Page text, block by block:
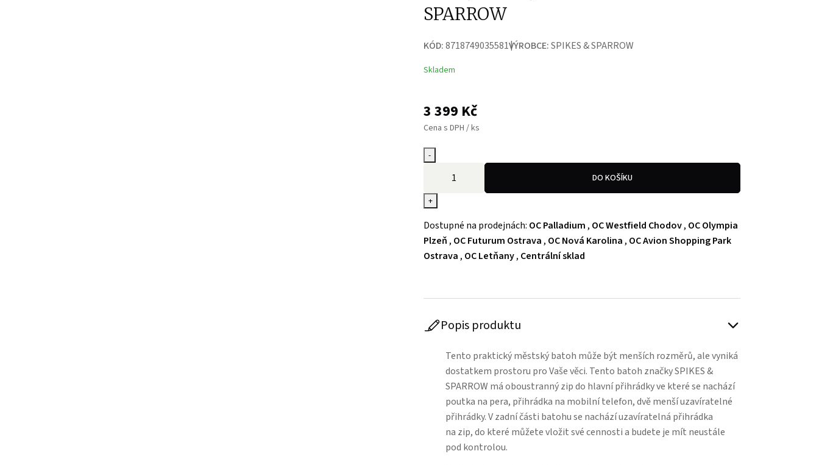
SPARROW
KÓD:8718749035581VÝROBCE:SPIKES & SPARROW
Skladem
3 399 Kč
Cena s DPH / ks
-
+
DO KOŠÍKU
Dostupné na prodejnách: OC Palladium , OC Westfield Chodov, OC Olympia
Plzeň , OC Futurum Ostrava , OC Nová Karolina , OC Avion Shopping Park
Ostrava , OC Letňany, Centrální sklad
Popis produktu
Tento praktický městský batoh může být menších rozměrů, ale vyniká
dostatkem prostoru pro Vaše věci. Tento batoh značky SPIKES &
SPARROW má oboustranný zip do hlavní přihrádky ve které se nachází
poutka na pera, přihrádka na mobilní telefon, dvě menší uzavíratelné
přihrádky. V zadní části batohu se nachází uzavíratelná přihrádka
na zip, do které můžete vložit své cennosti a budete je mít neustále
pod kontrolou.